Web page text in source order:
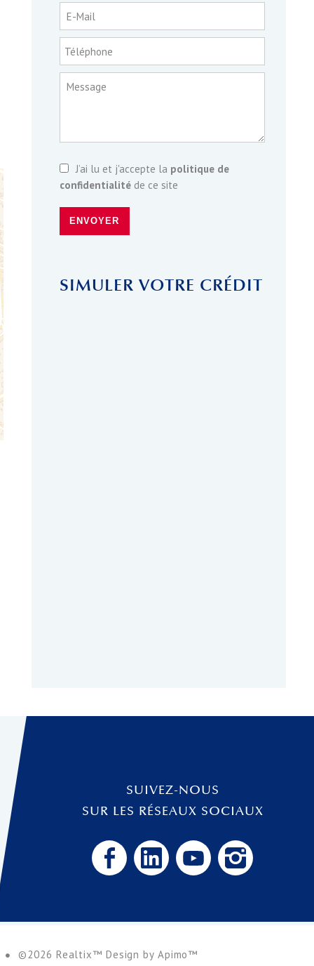
E-Mail
Téléphone
Message
J’ai lu et j'accepte la politique de
confidentialitéde ce site
ENVOYER
SIMULER VOTRE CRÉDIT
SUIVEZ-NOUS
SUR LES RÉSEAUX SOCIAUX
©2026 Realtix™ Design by Apimo™